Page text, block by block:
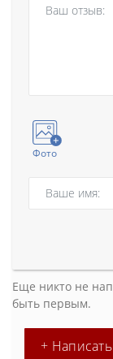
Фото
Еще никто не
быть первым.
+